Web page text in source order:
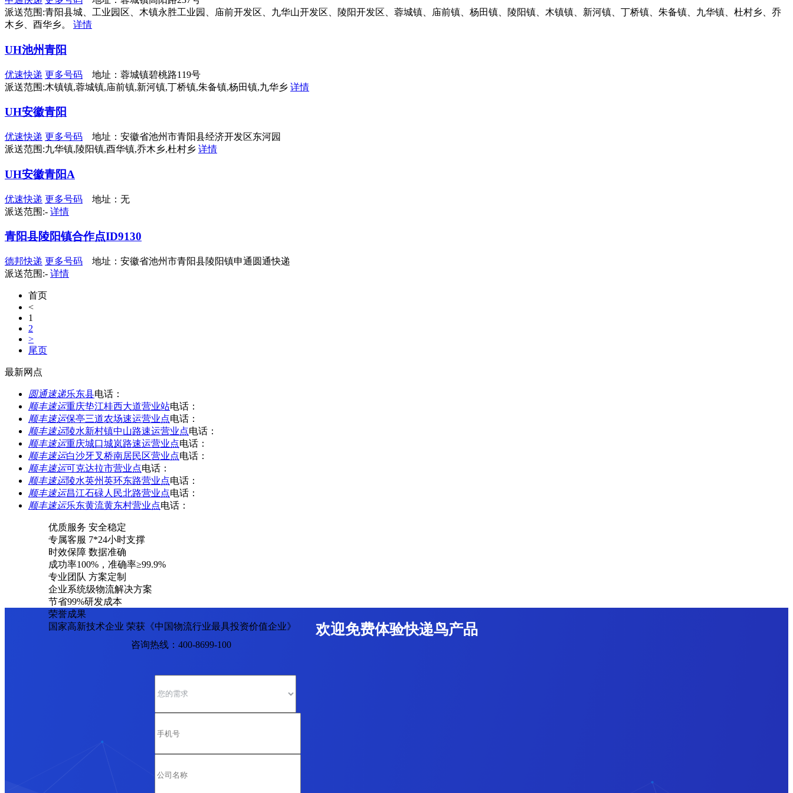
派送范围:青阳县城、工业园区、木镇永胜工业园、庙前开发区、九华山开发区、陵阳开发区、蓉城镇、庙前镇、杨田镇、陵阳镇、木镇镇、新河镇、丁桥镇、朱备镇、九华镇、杜村乡、乔
木乡、酉华乡。 详情
UH池州青阳
优速快递 更多号码 地址：蓉城镇碧桃路119号
派送范围:木镇镇,蓉城镇,庙前镇,新河镇,丁桥镇,朱备镇,杨田镇,九华乡 详情
UH安徽青阳
优速快递 更多号码 地址：安徽省池州市青阳县经济开发区东河园
派送范围:九华镇,陵阳镇,酉华镇,乔木乡,杜村乡 详情
UH安徽青阳A
优速快递 更多号码 地址：无
派送范围:- 详情
青阳县陵阳镇合作点ID9130
德邦快递 更多号码 地址：安徽省池州市青阳县陵阳镇申通圆通快递
派送范围:- 详情
首页
<
1
2
>
尾页
最新网点
圆通速递乐东县电话：
顺丰速运重庆垫江桂西大道营业站电话：
顺丰速运保亭三道农场速运营业点电话：
顺丰速运陵水新村镇中山路速运营业点电话：
顺丰速运重庆城口城岚路速运营业点电话：
顺丰速运白沙牙叉桥南居民区营业点电话：
顺丰速运可克达拉市营业点电话：
顺丰速运陵水英州英环东路营业点电话：
顺丰速运昌江石碌人民北路营业点电话：
顺丰速运乐东黄流黄东村营业点电话：
优质服务 安全稳定
专属客服 7*24小时支撑
时效保障 数据准确
成功率100%，准确率≥99.9%
专业团队 方案定制
企业系统级物流解决方案
节省99%研发成本
荣誉成果
国家高新技术企业 荣获《中国物流行业最具投资价值企业》
欢迎免费体验快递鸟产品
咨询热线：400-8699-100